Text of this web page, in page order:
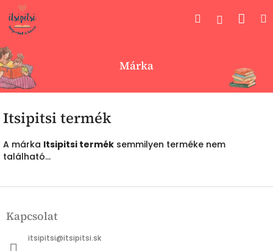
Ugrás
fő
Keresés
Márka
Itsipitsi termék
A márka Itsipitsi termék semmilyen terméke nem
található...
bKapcsolat
itsipitsi@itsipitsi.sk